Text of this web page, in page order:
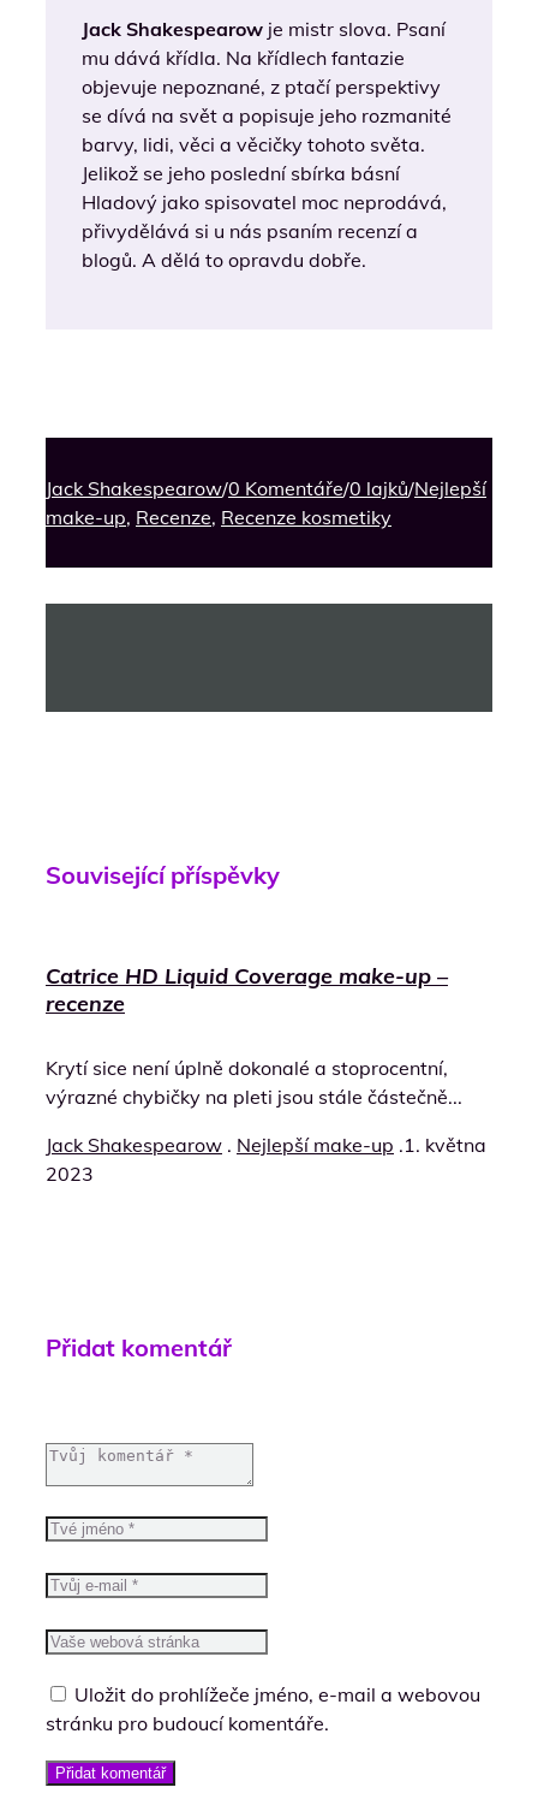
Jack Shakespearow je mistr slova. Psaní
mu dává křídla. Na křídlech fantazie
objevuje nepoznané, z ptačí perspektivy
se dívá na svět a popisuje jeho rozmanité
barvy, lidi, věci a věcičky tohoto světa.
Jelikož se jeho poslední sbírka básní
Hladový jako spisovatel moc neprodává,
přivydělává si u nás psaním recenzí a
blogů. A dělá to opravdu dobře.
Jack Shakespearow/0 Komentáře/0 lajků/Nejlepší
make-up, Recenze, Recenze kosmetiky
Související příspěvky
Catrice HD Liquid Coverage make-up –
recenze
Krytí sice není úplně dokonalé a stoprocentní,
výrazné chybičky na pleti jsou stále částečně...
Jack Shakespearow . Nejlepší make-up .1. května
2023
Přidat komentář
Uložit do prohlížeče jméno, e-mail a webovou
stránku pro budoucí komentáře.
Přidat komentář